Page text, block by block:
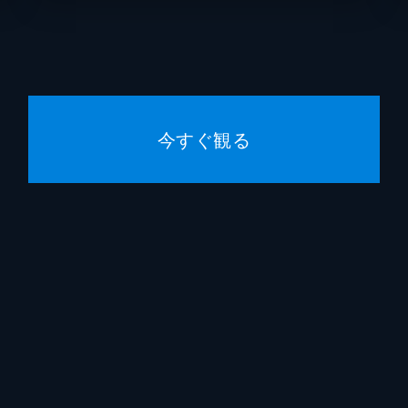
としたクローディアを強制的に連れ戻す。ルイとクローディ
今すぐ観る